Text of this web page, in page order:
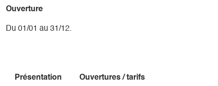
Ouverture
Du 01/01 au 31/12.
Présentation Ouvertures / tarifs